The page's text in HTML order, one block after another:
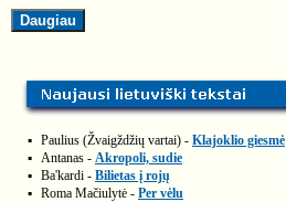
▪ Paulius (Žvaigždžių vartai) - Klajoklio giesmė
▪ Antanas - Akropoli, sudie
▪ Ba'kardi - Bilietas į rojų
▪ Roma Mačiulytė - Per vėlu